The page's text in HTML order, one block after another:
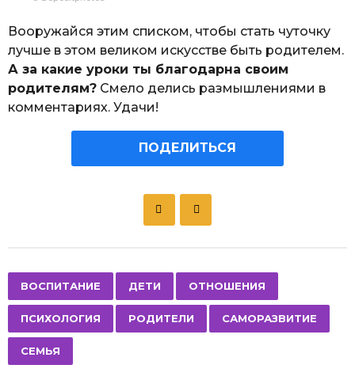
Вооружайся этим списком, чтобы стать чуточку
лучше в этом великом искусстве быть родителем.
А за какие уроки ты благодарна своим
родителям? Смело делись размышлениями в
комментариях. Удачи!
ПОДЕЛИТЬСЯ
a
g
i
n
ВОСПИТАНИЕ ДЕТИ ОТНОШЕНИЯ
ПСИХОЛОГИЯ РОДИТЕЛИ САМОРАЗВИТИЕ
СЕМЬЯ